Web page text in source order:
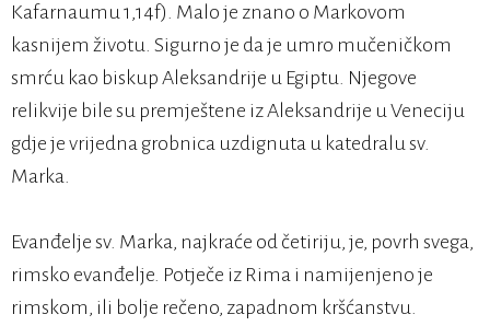
Kafarnaumu 1,14f). Malo je znano o Markovom
kasnijem životu. Sigurno je da je umro mučeničkom
smrću kao biskup Aleksandrije u Egiptu. Njegove
relikvije bile su premještene iz Aleksandrije u Veneciju
gdje je vrijedna grobnica uzdignuta u katedralu sv.
Marka.
Evanđelje sv. Marka, najkraće od četiriju, je, povrh svega,
rimsko evanđelje. Potječe iz Rima i namijenjeno je
rimskom, ili bolje rečeno, zapadnom kršćanstvu.